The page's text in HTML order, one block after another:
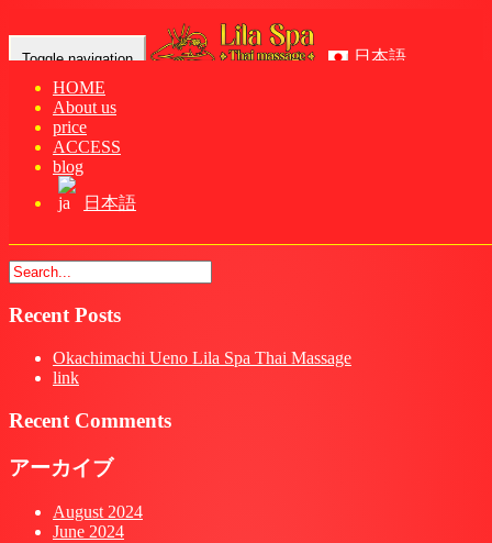
日本語
Toggle navigation
HOME
About us
price
ACCESS
blog
日本語
Home -ハナ(…
Recent Posts
Okachimachi Ueno Lila Spa Thai Massage
link
Recent Comments
アーカイブ
August 2024
June 2024